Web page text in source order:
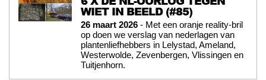
WIET IN BEELD (#85)
26 maart 2026 - Met een oranje reality-bril
op doen we verslag van nederlagen van
plantenliefhebbers in Lelystad, Ameland,
Westerwolde, Zevenbergen, Vlissingen en
Tuitjenhorn.